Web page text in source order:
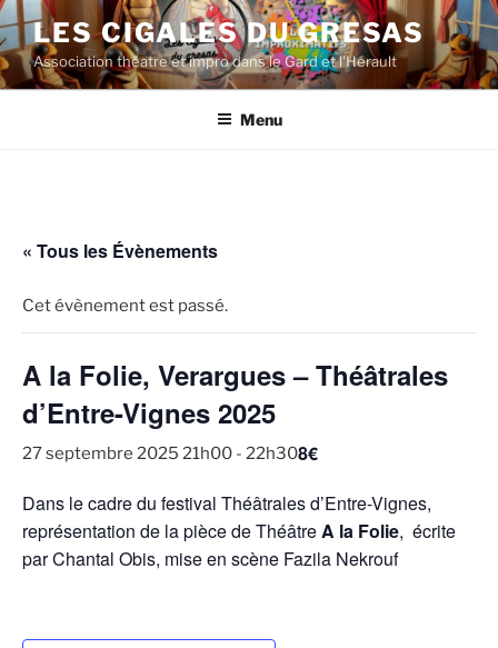
Aller
au
contenu
principal
LES CIGALES DU GRESAS
Association théatre et impro dans le Gard et l'Hérault
Menu
« Tous les Évènements
Cet évènement est passé.
A la Folie, Verargues – Théâtrales
d’Entre-Vignes 2025
27 septembre 2025 21h00 - 22h308€
Dans le cadre du festival Théâtrales d’Entre-Vignes,
représentation de la pièce de Théâtre A la Folie, écrite
par Chantal Obis, mise en scène Fazila Nekrouf